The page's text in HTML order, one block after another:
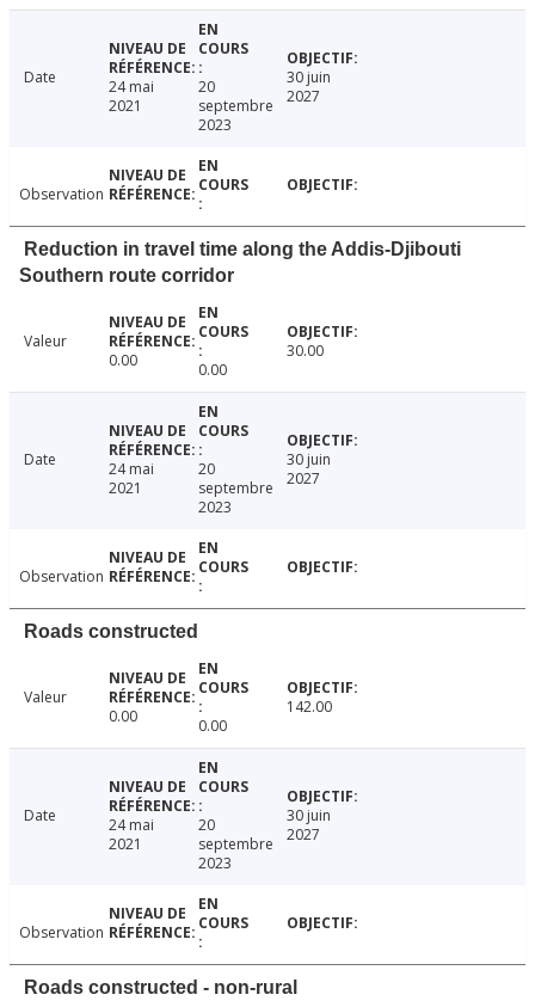
Date
24 mai
2021
20
septembre
2023
30 juin
2027
Observation
Reduction in travel time along the Addis-Djibouti
Southern route corridor
Valeur
0.00
0.00
30.00
Date
24 mai
2021
20
septembre
2023
30 juin
2027
Observation
Roads constructed
Valeur
0.00
0.00
142.00
Date
24 mai
2021
20
septembre
2023
30 juin
2027
Observation
Roads constructed - non-rural